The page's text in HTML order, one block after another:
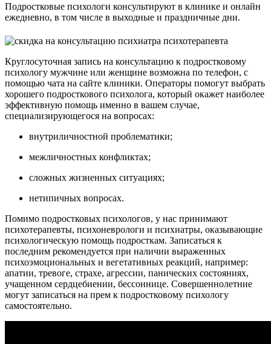
Подростковые психологи консультируют в клинике и онлайн
ежедневно, в том числе в выходные и праздничные дни.
Круглосуточная запись на консультацию к подростковому
психологу мужчине или женщине возможна по телефон, с
помощью чата на сайте клиники. Операторы помогут выбрать
хорошего подросткового психолога, который окажет наиболее
эффективную помощь именно в вашем случае,
специализирующегося на вопросах:
внутриличностной проблематики;
межличностных конфликтах;
сложных жизненных ситуациях;
нетипичных вопросах.
Помимо подростковых психологов, у нас принимают
психотерапевты, психоневрологи и психиатры, оказывающие
психологическую помощь подросткам. Записаться к
последним рекомендуется при наличии выраженных
психоэмоциональных и вегетативных реакций, например:
апатии, тревоге, страхе, агрессии, панических состояниях,
учащенном сердцебиении, бессоннице. Совершеннолетние
могут записаться на прем к подростковому психологу
самостоятельно.